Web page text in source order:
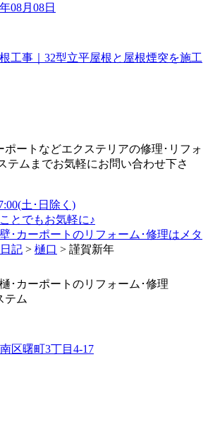
08月08日
工事｜32型立平屋根と屋根煙突を施工
ポートなどエクステリアの修理･リフォ
テムまでお気軽にお問い合わせ下さ
土･日除く)
とでもお気軽に♪
･カーポートのリフォーム･修理はメタ
記 > 樋口 > 謹賀新年
･カーポートのリフォーム･修理
テム
区曙町3丁目4-17